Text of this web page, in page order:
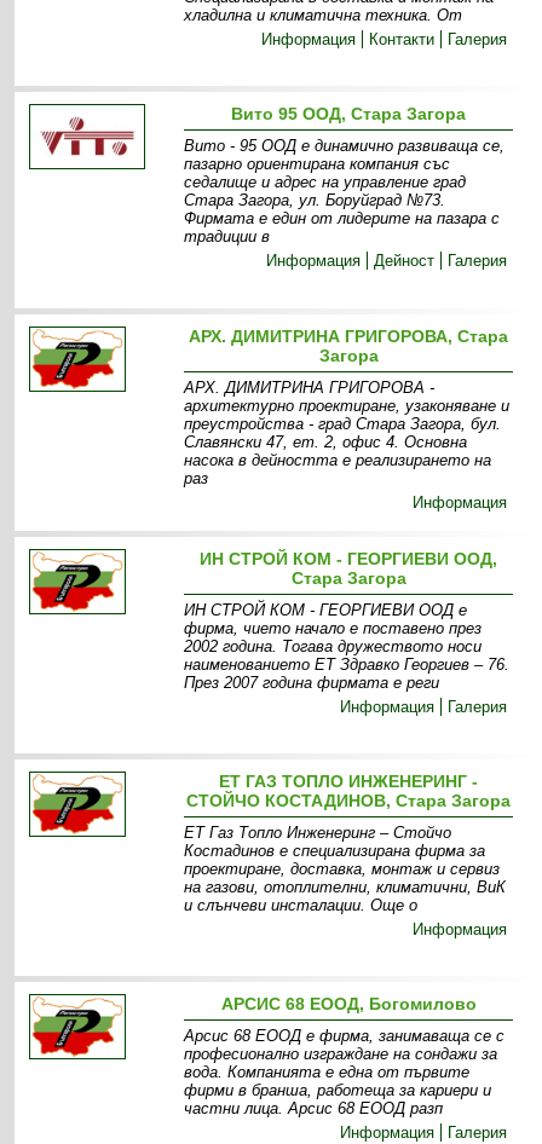
хладилна и климатична техника. От
Информация
Контакти Галерия
Вито 95 ООД, Стара Загора
Вито - 95 ООД е динамично развиваща се,
пазарно ориентирана компания със
седалище и адрес на управление град
Стара Загора, ул. Боруйград №73.
Фирмата е един от лидерите на пазара с
традиции в
Информация
Дейност Галерия
АРХ. ДИМИТРИНА ГРИГОРОВА, Стара
Загора
АРХ. ДИМИТРИНА ГРИГОРОВА -
архитектурно проектиране, узаконяване и
преустройства - град Стара Загора, бул.
Славянски 47, ет. 2, офис 4. Основна
насока в дейността е реализирането на
раз
Информация
ИН СТРОЙ КОМ - ГЕОРГИЕВИ ООД,
Стара Загора
ИН СТРОЙ КОМ - ГЕОРГИЕВИ ООД е
фирма, чието начало е поставено през
2002 година. Тогава дружеството носи
наименованието ЕТ Здравко Георгиев – 76.
През 2007 година фирмата е реги
Информация
Галерия
ЕТ ГАЗ ТОПЛО ИНЖЕНЕРИНГ -
СТОЙЧО КОСТАДИНОВ, Стара Загора
ЕТ Газ Топло Инженеринг – Стойчо
Костадинов е специализирана фирма за
проектиране, доставка, монтаж и сервиз
на газови, отоплителни, климатични, ВиК
и слънчеви инсталации. Още о
Информация
АРСИС 68 ЕООД, Богомилово
Арсис 68 ЕООД е фирма, занимаваща се с
професионално изграждане на сондажи за
вода. Компанията е една от първите
фирми в бранша, работеща за кариери и
частни лица. Арсис 68 ЕООД разп
Информация
Галерия